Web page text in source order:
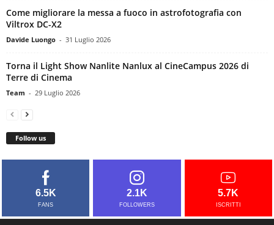
Come migliorare la messa a fuoco in astrofotografia con
Viltrox DC-X2
Davide Luongo - 31 Luglio 2026
Torna il Light Show Nanlite Nanlux al CineCampus 2026 di
Terre di Cinema
Team - 29 Luglio 2026
Follow us
6.5K
FANS
2.1K
FOLLOWERS
5.7K
ISCRITTI